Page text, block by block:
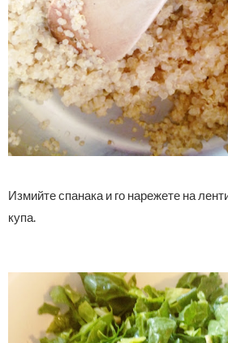
Измийте спанака и го нарежете на
купа.